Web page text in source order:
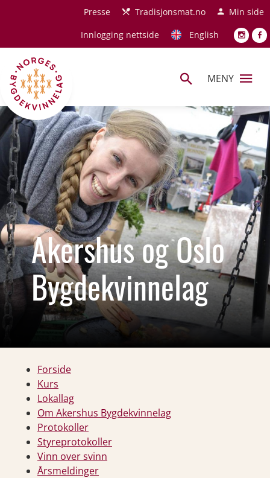
Hopp til hovedinnholdPresse Tradisjonsmat.no
Min side
Innlogging nettside
English
MENY
Akershus og Oslo
Bygdekvinnelag
Forside
Kurs
Lokallag
Om Akershus Bygdekvinnelag
Protokoller
Styreprotokoller
Vinn over svinn
Årsmeldinger